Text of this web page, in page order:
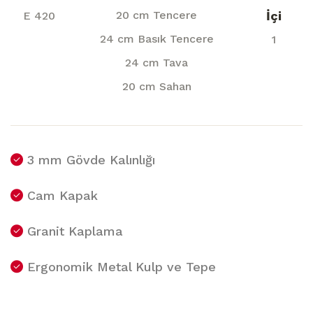
E 420
20 cm Tencere
24 cm Basık Tencere
24 cm Tava
20 cm Sahan
İçi
1
3 mm Gövde Kalınlığı
Cam Kapak
Granit Kaplama
Ergonomik Metal Kulp ve Tepe